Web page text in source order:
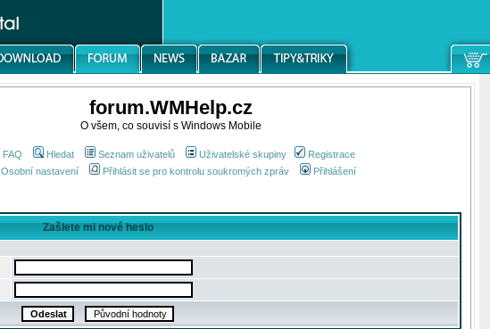
forum.WMHelp.cz
O všem, co souvisí s Windows Mobile
FAQ Hledat Seznam uživatelů Uživatelské skupiny
Registrace
Osobní nastavení
Přihlásit se pro kontrolu soukromých zpráv Přihlášení
Zašlete mi nové heslo